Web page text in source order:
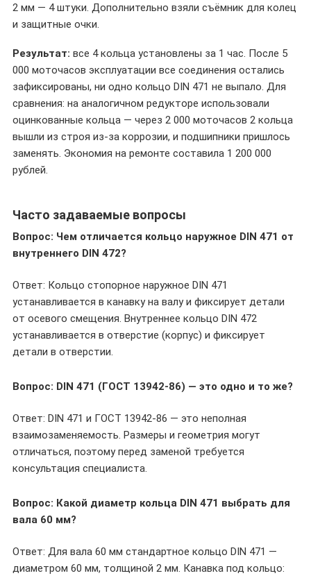
2 мм — 4 штуки. Дополнительно взяли съёмник для колец
и защитные очки.
Результат: все 4 кольца установлены за 1 час. После 5
000 моточасов эксплуатации все соединения остались
зафиксированы, ни одно кольцо DIN 471 не выпало. Для
сравнения: на аналогичном редукторе использовали
оцинкованные кольца — через 2 000 моточасов 2 кольца
вышли из строя из-за коррозии, и подшипники пришлось
заменять. Экономия на ремонте составила 1 200 000
рублей.
Часто задаваемые вопросы
Вопрос: Чем отличается кольцо наружное DIN 471 от
внутреннего DIN 472?
Ответ: Кольцо стопорное наружное DIN 471
устанавливается в канавку на валу и фиксирует детали
от осевого смещения. Внутреннее кольцо DIN 472
устанавливается в отверстие (корпус) и фиксирует
детали в отверстии.
Вопрос: DIN 471 (ГОСТ 13942-86) — это одно и то же?
Ответ: DIN 471 и ГОСТ 13942-86 — это неполная
взаимозаменяемость. Размеры и геометрия могут
отличаться, поэтому перед заменой требуется
консультация специалиста.
Вопрос: Какой диаметр кольца DIN 471 выбрать для
вала 60 мм?
Ответ: Для вала 60 мм стандартное кольцо DIN 471 —
диаметром 60 мм, толщиной 2 мм. Канавка под кольцо: